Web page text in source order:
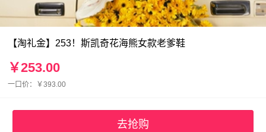
【淘礼金】253！斯凯奇花海熊女款老爹鞋
￥253.00
一口价：￥393.00
去抢购